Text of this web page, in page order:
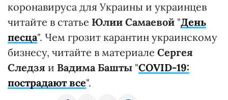
коронавируса для Украины и украинцев
читайте в статье Юлии Самаевой "День
песца". Чем грозит карантин украинскому
бизнесу, читайте в материале Сергея
Следзя и Вадима Башты "COVID-19:
пострадают все".